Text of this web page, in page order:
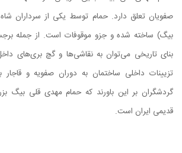
صفویان تعلق دارد. حمام توسط یکی از سرداران
بیگ) ساخته شده و جزو موقوفات است. از جمله
بنای تاریخی می‌توان به نقاشی‌ها و گچ بری‌های
تزیینات داخلی ساختمان به دوران صفویه و قاجار
گردشگران بر این باورند که حمام مهدی قلی بیگ
قدیمی ایران است.